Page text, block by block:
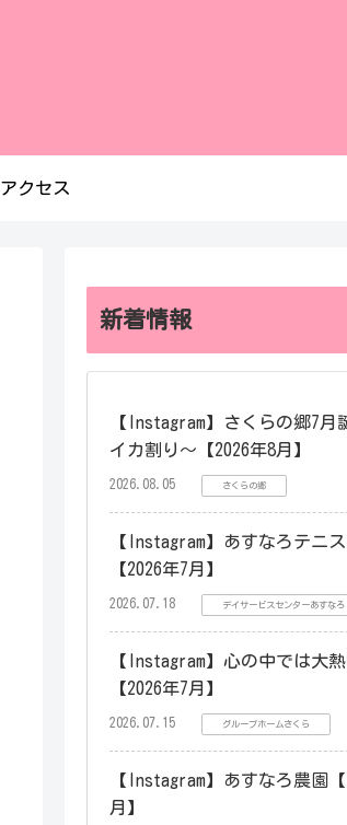
アクセス
新着情報
【Instagram】さくらの郷7月
イカ割り～【2026年8月】
2026.08.05 さくらの郷
【Instagram】あすなろテニ
【2026年7月】
2026.07.18 デイサービスセンターあすなろ
【Instagram】心の中では大熱
【2026年7月】
2026.07.15 グループホームさくら
【Instagram】あすなろ農園【
月】